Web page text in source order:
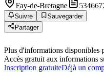
Fay-de-Bretagne
Suivre
Sauvegarder
Partager
Plus d'informations disponibles
Accès gratuit aux informations
Inscription gratuiteDéjà un